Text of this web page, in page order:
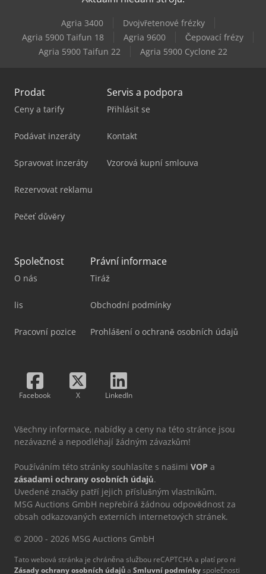
Rotox Kf 347
Tec Freetec
Agria 3400
Dvojvřetenové frézky
Agria 5900 Taifun 18
Agria 9600
Čepovací frézy
Agria 5900 Taifun 22
Agria 5900 Cyclone 22
Prodat
Ceny a tarify
Podávat inzeráty
Spravovat inzeráty
Rezervovat reklamu
Pečeť důvěry
Servis a podpora
Přihlásit se
Kontakt
Vzorová kupní smlouva
Společnost
O nás
lis
Pracovní pozice
Právní informace
Tiráž
Obchodní podmínky
Prohlášení o ochraně osobních údajů
Facebook X LinkedIn
Všechny informace, nabídky a ceny na této stránce jsou
nezávazné a nepodléhají žádným závazkům!
Používáním této stránky souhlasíte s našimi VOP a
zásadami ochrany osobních údajů.
Uvedené značky patří jejich příslušným vlastníkům.
MSG Auctions GmbH nepřebírá žádnou odpovědnost za
obsah odkazovaných externích internetových stránek.
© 2000 - 2026 MSG Auctions GmbH
Tato webová stránka je chráněna službou reCAPTCHA a platí pro ni
Zásady ochrany osobních údajůa Smluvní podmínkyspolečnosti